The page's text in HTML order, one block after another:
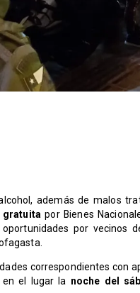
además de malos
gratuita por Bienes
por vecinos
correspondientes con
en el lugar la noche del